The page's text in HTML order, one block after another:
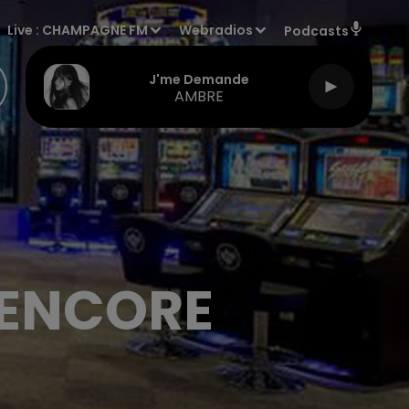
Live : CHAMPAGNE FM Webradios Podcasts
J'me Demande
AMBRE